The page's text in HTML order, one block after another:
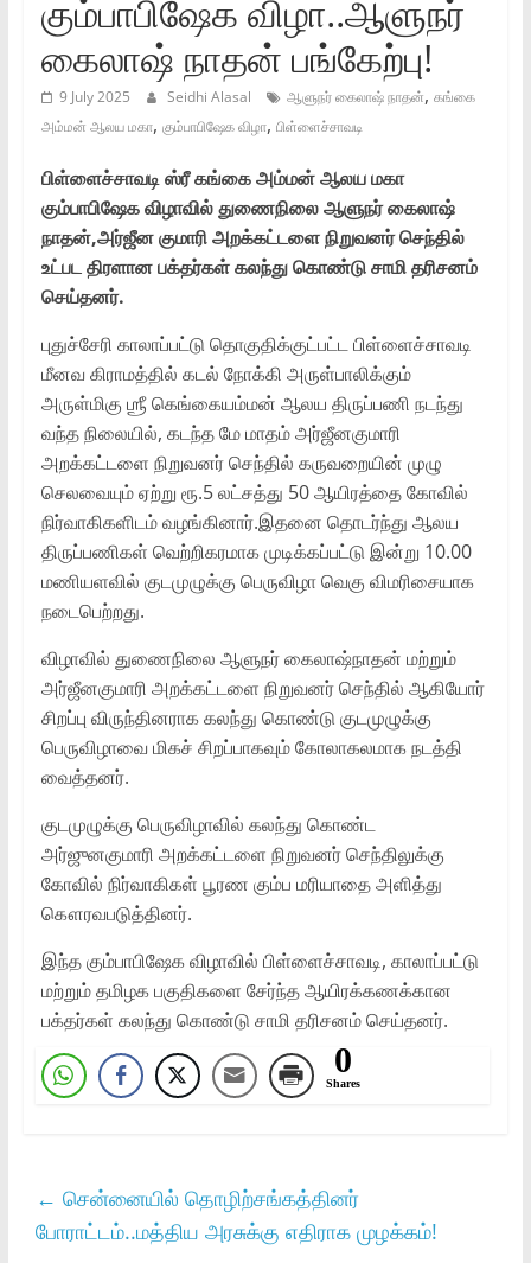
கும்பாபிஷேக விழா..ஆளுநர்
கைலாஷ் நாதன் பங்கேற்பு!
9 July 2025 Seidhi Alasal ஆளுநர் கைலாஷ் நாதன், கங்கை
அம்மன் ஆலய மகா, கும்பாபிஷேக விழா, பிள்ளைச்சாவடி
பிள்ளைச்சாவடி ஸ்ரீ கங்கை அம்மன் ஆலய மகா
கும்பாபிஷேக விழாவில் துணைநிலை ஆளுநர் கைலாஷ்
நாதன்,அர்ஜீன குமாரி அறக்கட்டளை நிறுவனர் செந்தில்
உட்பட திரளான பக்தர்கள் கலந்து கொண்டு சாமி தரிசனம்
செய்தனர்.
புதுச்சேரி காலாப்பட்டு தொகுதிக்குட்பட்ட பிள்ளைச்சாவடி
மீனவ கிராமத்தில் கடல் நோக்கி அருள்பாலிக்கும்
அருள்மிகு ஶ்ரீ கெங்கையம்மன் ஆலய திருப்பணி நடந்து
வந்த நிலையில், கடந்த மே மாதம் அர்ஜீனகுமாரி
அறக்கட்டளை நிறுவனர் செந்தில் கருவறையின் முழு
செலவையும் ஏற்று ரூ.5 லட்சத்து 50 ஆயிரத்தை கோவில்
நிர்வாகிகளிடம் வழங்கினார்.இதனை தொடர்ந்து ஆலய
திருப்பணிகள் வெற்றிகரமாக முடிக்கப்பட்டு இன்று 10.00
மணியளவில் குடமுழுக்கு பெருவிழா வெகு விமரிசையாக
நடைபெற்றது.
விழாவில் துணைநிலை ஆளுநர் கைலாஷ்நாதன் மற்றும்
அர்ஜீனகுமாரி அறக்கட்டளை நிறுவனர் செந்தில் ஆகியோர்
சிறப்பு விருந்தினராக கலந்து கொண்டு குடமுழுக்கு
பெருவிழாவை மிகச் சிறப்பாகவும் கோலாகலமாக நடத்தி
வைத்தனர்.
குடமுழுக்கு பெருவிழாவில் கலந்து கொண்ட
அர்ஜுனகுமாரி அறக்கட்டளை நிறுவனர் செந்திலுக்கு
கோவில் நிர்வாகிகள் பூரண கும்ப மரியாதை அளித்து
கௌரவபடுத்தினர்.
இந்த கும்பாபிஷேக விழாவில் பிள்ளைச்சாவடி, காலாப்பட்டு
மற்றும் தமிழக பகுதிகளை சேர்ந்த ஆயிரக்கணக்கான
பக்தர்கள் கலந்து கொண்டு சாமி தரிசனம் செய்தனர்.
0
Shares
← சென்னையில் தொழிற்சங்கத்தினர்
போராட்டம்..மத்திய அரசுக்கு எதிராக முழக்கம்!